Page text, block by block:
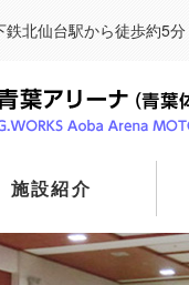
鉄北仙台駅から徒歩約5分
施設紹介